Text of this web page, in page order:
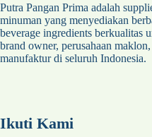
Putra Pangan Prima adalah
minuman yang menyediakan
beverage ingredients berkualitas
brand owner, perusahaan
manufaktur di seluruh Indonesia.
Ikuti Kami